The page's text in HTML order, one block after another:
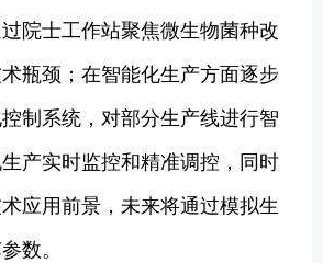
院士工作站聚焦微生物菌种改
瓶颈；在智能化生产方面逐步
制系统，对部分生产线进行智
产实时监控和精准调控，同时
应用前景，未来将通过模拟生
数。